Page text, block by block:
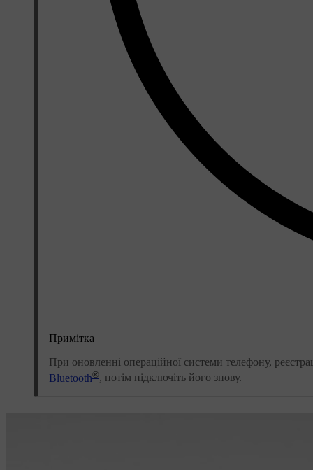
Примітка
При оновленні операційної системи телефону,
Bluetooth®, потім підключіть його знову.